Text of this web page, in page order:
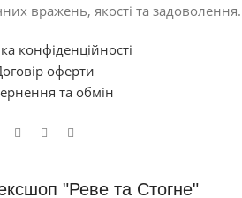
вражень, якості та задоволення.
конфіденційності
оферти
та обмін
"Реве та Стогне"